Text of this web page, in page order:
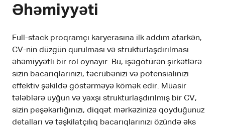
Əhəmiyyəti
Full-stack proqramçı karyerasına ilk addım atarkən,
CV-nin düzgün qurulması və strukturlaşdırılması
əhəmiyyətli bir rol oynayır. Bu, işəgötürən şirkətlərə
sizin bacarıqlarınızı, təcrübənizi və potensialınızı
effektiv şəkildə göstərməyə kömək edir. Müasir
tələblərə uyğun və yaxşı strukturlaşdırılmış bir CV,
sizin peşəkarlığınızı, diqqət mərkəzinizə qoyduğunuz
detalları və təşkilatçılıq bacarıqlarınızı özündə əks